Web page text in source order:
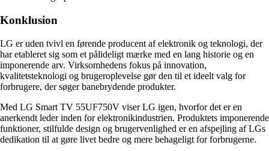
Konklusion
LG er uden tvivl en førende producent af elektronik og teknologi, der
har etableret sig som et pålideligt mærke med en lang historie og en
imponerende arv. Virksomhedens fokus på innovation,
kvalitetsteknologi og brugeroplevelse gør den til et ideelt valg for
forbrugere, der søger banebrydende produkter.
Med LG Smart TV 55UF750V viser LG igen, hvorfor det er en
anerkendt leder inden for elektronikindustrien. Produktets imponerende
funktioner, stilfulde design og brugervenlighed er en afspejling af LGs
dedikation til at gøre livet bedre og mere behageligt for forbrugerne.